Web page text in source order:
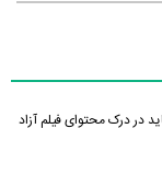
در درک محتوای فیلم آزاد